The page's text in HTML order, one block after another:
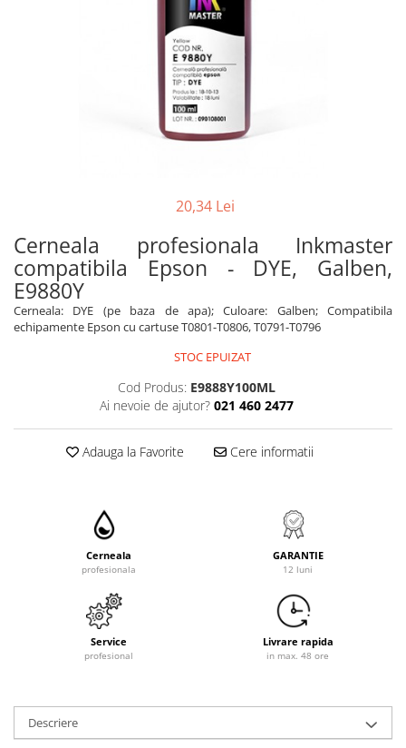
CONSUMABILE
PRESE TERMICE
CONSUMABILE
Casete reziduale
20,34 Lei
Cerneala profesionala Inkmaster
compatibila Epson - DYE, Galben,
E9880Y
Cerneala: DYE (pe baza de apa); Culoare: Galben; Compatibila
echipamente Epson cu cartuse T0801-T0806, T0791-T0796
STOC EPUIZAT
Cod Produs: E9888Y100ML
Ai nevoie de ajutor? 021 460 2477
Adauga la Favorite Cere informatii
Cerneala
profesionala
GARANTIE
12 luni
Service
profesional
Livrare rapida
in max. 48 ore
Descriere